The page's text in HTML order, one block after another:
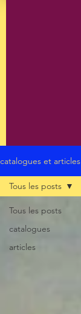
catalogues et articles
Tous les posts
catalogues
articles
Tous les posts